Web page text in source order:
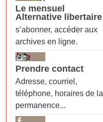
Le mensuel
Alternative libertaire
s’abonner, accéder aux
archives en ligne.
Prendre contact
Adresse, courriel,
téléphone, horaires de la
permanence...